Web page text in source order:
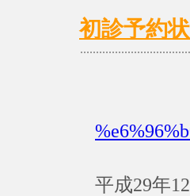
初診予約
平成29年